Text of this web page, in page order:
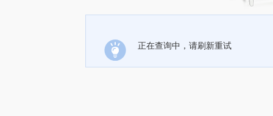
正在查询中，请刷新重试